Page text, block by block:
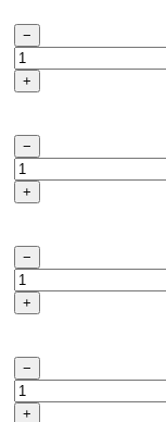
−
+
−
+
−
+
−
+